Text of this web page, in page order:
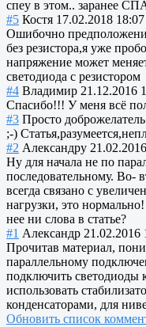
спеу в этом.. заранее
#5 Костя 17.02.2018 18:07
Ошибочно
без резистора,я уже
напряжение может
светодиода с резистором
#4 Владимир 21.12.2016
Спасибо!!! У меня всё
#3 Просто доброжелатель
;-)
#2 Александру
Ну для начала не по
последовательному. Во-
всегда связано с
нагрузки, это
нее ни слова в статье?
#1 Александр 21.02.2016
Прочитав материал,
параллельному
подключить светодиоды
использовать
конденсаторами, для
Обновить список